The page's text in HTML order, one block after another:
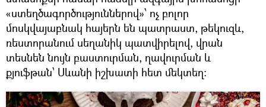
«ստեղծագործություններով»՝ ոչ բոլոր
մոսկվայաբնակ հայերն են պատրաստ, թեկուզև,
ռեստորանում սեղանիկ պատվիրելով, վրան
տեսնեն նույն բաստուրման, ղավուրման և
քյուֆթան՝ Սևանի իշխատի հետ մեկտեղ: